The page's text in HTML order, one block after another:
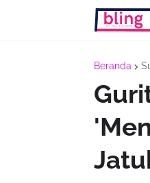
Beranda